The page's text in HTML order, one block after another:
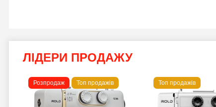
ЛІДЕРИ ПРОДАЖУ
Розпродаж Топ продажів Топ продажів